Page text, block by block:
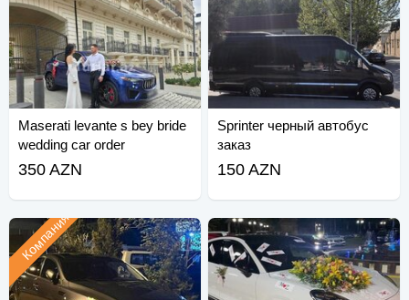
Maserati levante s bey bride
wedding car order
350 AZN
Sprinter черный автобус
заказ
150 AZN
Компания